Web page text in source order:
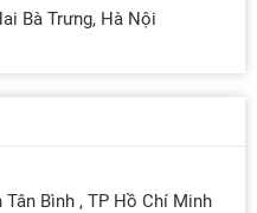
Bà Trưng, Hà Nội
Tân Bình , TP Hồ Chí Minh